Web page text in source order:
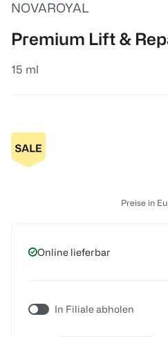
NOVAROYAL
Premium Lift &
15 ml
Preise in
Online lieferbar
In Filiale abholen